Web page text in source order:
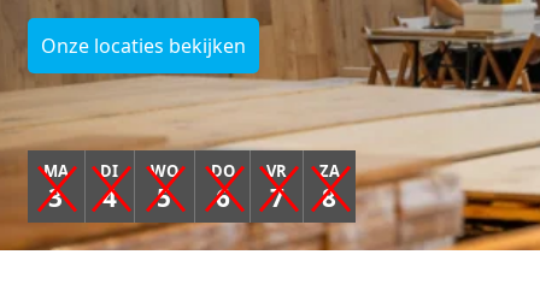
Onze locaties bekijken
MA
3
DI
4
WO
5
DO
6
VR
7
ZA
8